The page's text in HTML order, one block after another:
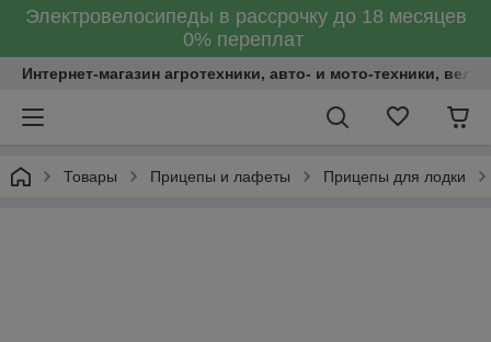
Электровелосипеды в рассрочку до 18 месяцев
0% переплат
Интернет-магазин агротехники, авто- и мото-техники,
Товары Прицепы и лафеты Прицепы для лодки